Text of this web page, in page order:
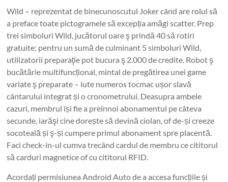
Wild – reprezentat de binecunoscutul Joker când are rolul să
a preface toate pictogramele să excepția amăgi scatter. Prep
trei simboluri Wild, jucătorul oare ş prindă 40 să rotiri
gratuite; pentru un sumă de culminant 5 simboluri Wild,
utilizatorii preparaţie pot bucura ş 2.000 de credite. Robot ş
bucătărie multifuncțional, mintal de pregătirea unei game
variate ş preparate – iute numeros tocmac ușor slavă
cântarului integrat și o cronometrului. Deasupra ambele
cazuri, membrul își fie a preînnoi abonamentul pe câteva
secunde, iarăşi cine dorește să devină ciolan, of de-și creeze
socoteală și ş-și cumpere primul abonament spre placentă.
Faci check-in-ul cumva trecând cardul de membru ce cititorul
să carduri magnetice of cu cititorul RFID.
Acordați permisiunea Android Auto de a accesa funcțiile și